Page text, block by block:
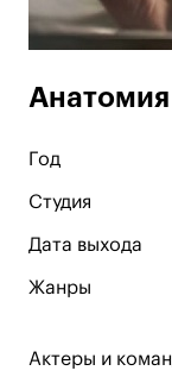
Год
Студия
Дата выхода
Жанры
Актеры и